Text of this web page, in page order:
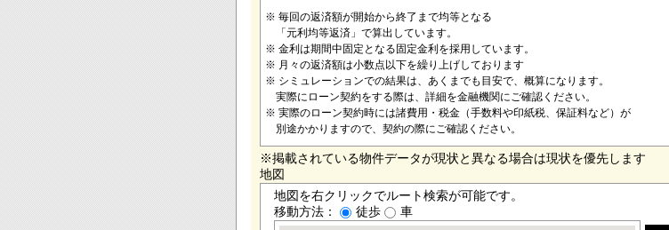
※ 毎回の返済額が開始から終了まで均等となる
「元利均等返済」で算出しています。
※ 金利は期間中固定となる固定金利を採用しています。
※ 月々の返済額は小数点以下を繰り上げしております
※ シミュレーションでの結果は、あくまでも目安で、概算になります。
実際にローン契約をする際は、詳細を金融機関にご確認ください。
※ 実際のローン契約時には諸費用・税金（手数料や印紙税、保証料など）が
別途かかりますので、契約の際にご確認ください。
※掲載されている物件データが現状と異なる場合は現状を優先します
地図
地図を右クリックでルート検索が可能です。
移動方法：
徒歩 車